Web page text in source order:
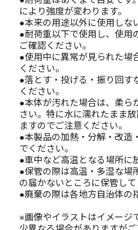
により強度が変わります。
●本来の用途以外に使用しな
●耐荷重以下で使用し、使用
ご確認ください。
●使用中に異常が見られた場
ください。
●落とす・投げる・振り回す
ください。
●本体が汚れた場合は、柔ら
さい。特に水に濡れたまま
ますのでご注意ください。
●本製品の加熱・分解・改造
でください。
●車中など高温となる場所に
●保管の際は高温・多湿な場
の届かないところに保管して
●廃棄の際は各地方自治体の
※画像やイラストはイメージ